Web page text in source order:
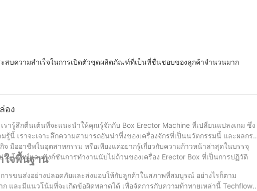
สบความสำเร็จในการเปิดตัวชุดผลิตภัณฑ์ที่เป็นที่ชื่นชอบของลูกค้าจำนวนมาก
อง
รู้สึกตื่นเต้นที่จะแนะนำให้คุณรู้จักกับ Box Erector Machine ที่เปลี่ยนแปลงเกม ซึ่ง
เราจะเจาะลึกความสามารถอันน่าทึ่งของเครื่องจักรที่เป็นนวัตกรรมนี้ และผลกระ
ออาชีพในอุตสาหกรรม หรือเพียงแค่อยากรู้เกี่ยวกับความก้าวหน้าล่าสุดในบรรจุ
ยชน์และฟังก์ชันการทำงานนับไม่ถ้วนของเครื่อง Erector Box ที่เป็นการปฏิวัติ
ใจพื้นฐาน
ขนส่งอย่างปลอดภัยและส่งมอบให้กับลูกค้าในสภาพที่สมบูรณ์ อย่างไรก็ตาม
และมีแนวโน้มที่จะเกิดข้อผิดพลาดได้ เพื่อจัดการกับความท้าทายเหล่านี้ Techflow